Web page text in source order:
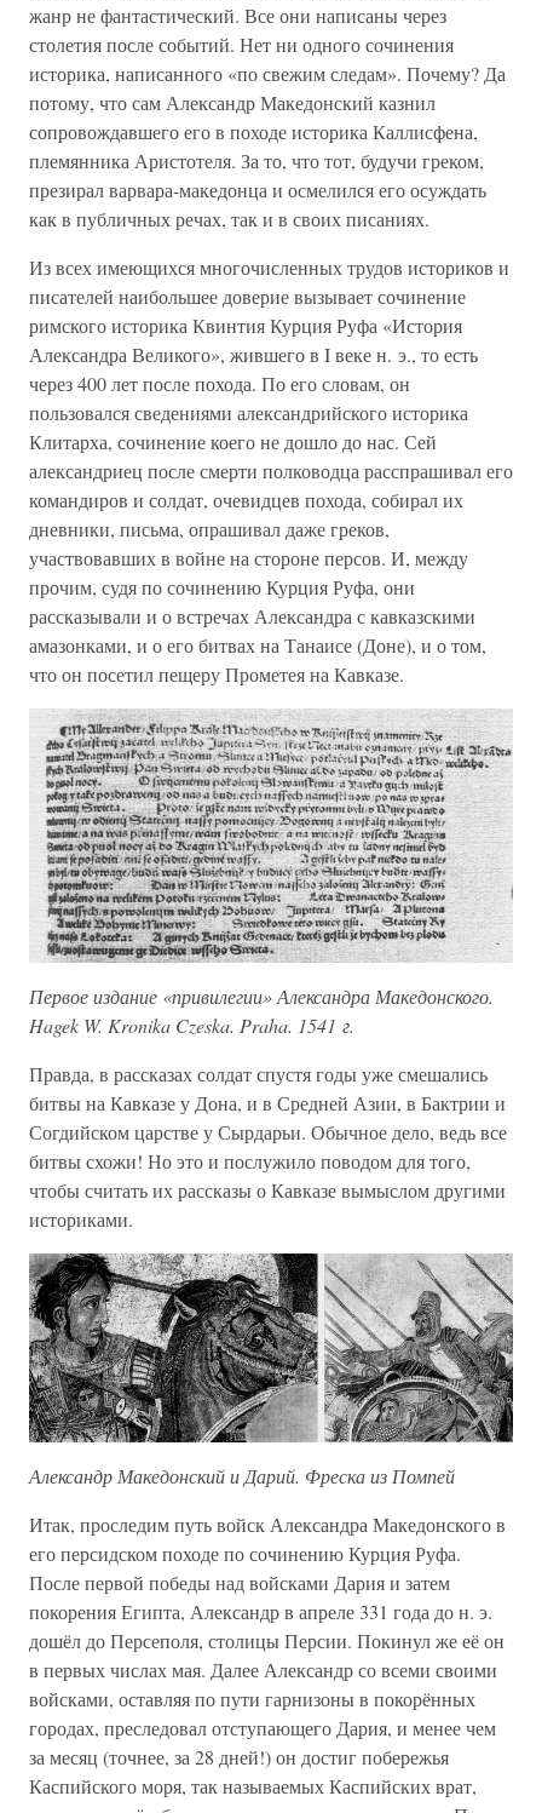
жанр не фантастический. Все они написаны через
столетия после событий. Нет ни одного сочинения
историка, написанного «по свежим следам». Почему? Да
потому, что сам Александр Македонский казнил
сопровождавшего его в походе историка Каллисфена,
племянника Аристотеля. За то, что тот, будучи греком,
презирал варвара-македонца и осмелился его осуждать
как в публичных речах, так и в своих писаниях.
Из всех имеющихся многочисленных трудов историков и
писателей наибольшее доверие вызывает сочинение
римского историка Квинтия Курция Руфа «История
Александра Великого», жившего в I веке н. э., то есть
через 400 лет после похода. По его словам, он
пользовался сведениями александрийского историка
Клитарха, сочинение коего не дошло до нас. Сей
александриец после смерти полководца расспрашивал его
командиров и солдат, очевидцев похода, собирал их
дневники, письма, опрашивал даже греков,
участвовавших в войне на стороне персов. И, между
прочим, судя по сочинению Курция Руфа, они
рассказывали и о встречах Александра с кавказскими
амазонками, и о его битвах на Танаисе (Доне), и о том,
что он посетил пещеру Прометея на Кавказе.
Первое издание «привилегии» Александра Македонского.
Hagek W. Kronika Czeska. Praha. 1541 г.
Правда, в рассказах солдат спустя годы уже смешались
битвы на Кавказе у Дона, и в Средней Азии, в Бактрии и
Согдийском царстве у Сырдарьи. Обычное дело, ведь все
битвы схожи! Но это и послужило поводом для того,
чтобы считать их рассказы о Кавказе вымыслом другими
историками.
Александр Македонский и Дарий. Фреска из Помпей
Итак, проследим путь войск Александра Македонского в
его персидском походе по сочинению Курция Руфа.
После первой победы над войсками Дария и затем
покорения Египта, Александр в апреле 331 года до н. э.
дошёл до Персеполя, столицы Персии. Покинул же её он
в первых числах мая. Далее Александр со всеми своими
войсками, оставляя по пути гарнизоны в покорённых
городах, преследовал отступающего Дария, и менее чем
за месяц (точнее, за 28 дней!) он достиг побережья
Каспийского моря, так называемых Каспийских врат,